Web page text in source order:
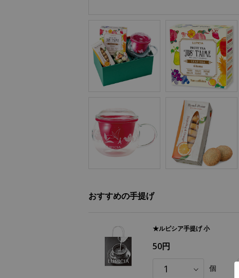
おすすめの手提げ
★ルピシア手提げ 小
50円
個